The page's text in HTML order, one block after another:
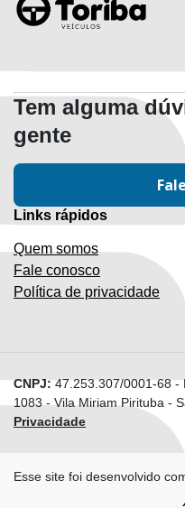
Tem alguma
gente
Links rápidos
Quem somos
Fale conosco
Política de privacidade
CNPJ:47.253.307/0001-68-
1083 - Vila Miriam Pirituba -
Privacidade
Esse site foi desenvolvido